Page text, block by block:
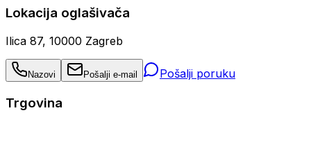
Lokacija oglašivača
Ilica 87, 10000 Zagreb
Nazovi Pošalji e-mail Pošalji poruku
Trgovina